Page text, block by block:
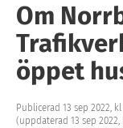
Om
öppet
Publicerad 13 sep 2022, kl
(uppdaterad 13 sep 2022,